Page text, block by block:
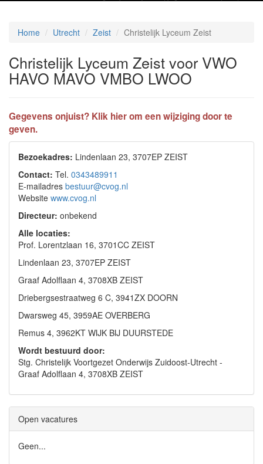
Home Utrecht Zeist Christelijk Lyceum Zeist
Christelijk Lyceum Zeist voor VWO
HAVO MAVO VMBO LWOO
Gegevens onjuist? Klik hier om een wijziging door te
geven.
Bezoekadres: Lindenlaan 23, 3707EP ZEIST
Contact: Tel. 0343489911
E-mailadres bestuur@cvog.nl
Website www.cvog.nl
Directeur: onbekend
Alle locaties:
Prof. Lorentzlaan 16, 3701CC ZEIST
Lindenlaan 23, 3707EP ZEIST
Graaf Adolflaan 4, 3708XB ZEIST
Driebergsestraatweg 6 C, 3941ZX DOORN
Dwarsweg 45, 3959AE OVERBERG
Remus 4, 3962KT WIJK BIJ DUURSTEDE
Wordt bestuurd door:
Stg. Christelijk Voortgezet Onderwijs Zuidoost-Utrecht -
Graaf Adolflaan 4, 3708XB ZEIST
Open vacatures
Geen...